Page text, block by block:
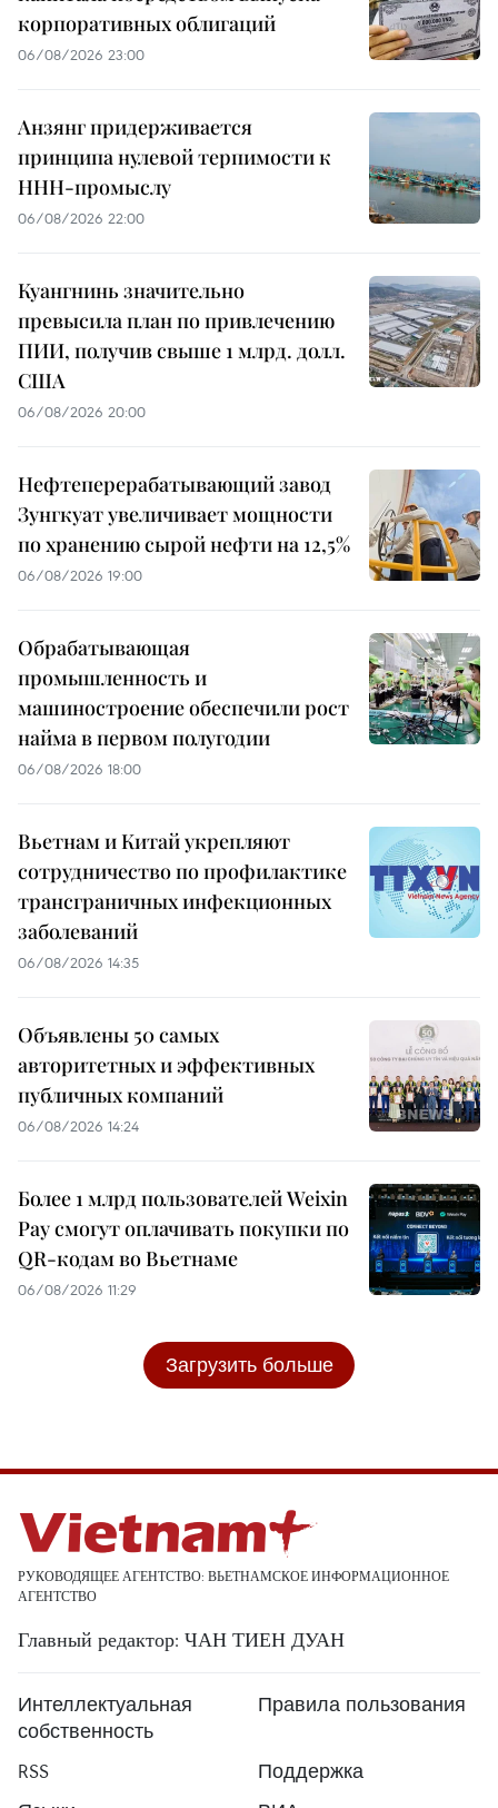
корпоративных облигаций
06/08/2026 23:00
Анзянг придерживается
принципа нулевой терпимости к
ННН-промыслу
06/08/2026 22:00
Куангнинь значительно
превысила план по привлечению
ПИИ, получив свыше 1 млрд. долл.
США
06/08/2026 20:00
Нефтеперерабатывающий завод
Зунгкуат увеличивает мощности
по хранению сырой нефти на 12,5%
06/08/2026 19:00
Обрабатывающая
промышленность и
машиностроение обеспечили рост
найма в первом полугодии
06/08/2026 18:00
Вьетнам и Китай укрепляют
сотрудничество по профилактике
трансграничных инфекционных
заболеваний
06/08/2026 14:35
Объявлены 50 самых
авторитетных и эффективных
публичных компаний
06/08/2026 14:24
Более 1 млрд пользователей Weixin
Pay смогут оплачивать покупки по
QR-кодам во Вьетнаме
06/08/2026 11:29
Загрузить больше
РУКОВОДЯЩЕЕ АГЕНТСТВО: ВЬЕТНАМСКОЕ ИНФОРМАЦИОННОЕ
АГЕНТСТВО
Главный редактор: ЧАН ТИЕН ДУАН
Интеллектуальная
собственность
Правила пользования
RSS
Поддержка